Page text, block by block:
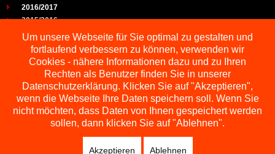
2016/2017
2015/2016
2014/2015
2013/2014
2012/2013
2011/2012
2010/2011
2009/2010
Um unsere Webseite für Sie optimal zu gestalten und
fortlaufend verbessern zu können, verwenden wir
Cookies - nähere Informationen dazu und zu Ihren
Rechten als Benutzer finden Sie in unserer
Datenschutzerklärung. Klicken Sie auf "Akzeptieren",
wenn die Webseite Ihre Daten speichern soll. Wenn Sie
nicht möchten, dass Daten von Ihnen gespeichert werden
sollen, dann klicken Sie auf "Ablehnen".
Akzeptieren Ablehnen